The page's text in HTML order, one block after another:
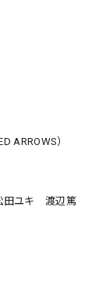
ARROWS）
田ユキ 渡辺篤